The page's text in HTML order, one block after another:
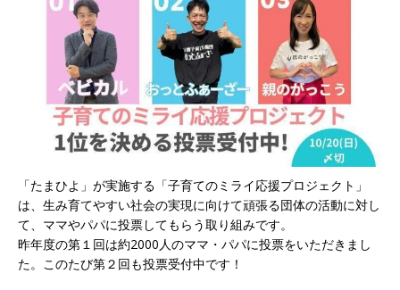
「たまひよ」が実施する「子育てのミライ応援プロジェクト」
は、生み育てやすい社会の実現に向けて頑張る団体の活動に対し
て、ママやパパに投票してもらう取り組みです。
昨年度の第１回は約2000人のママ・パパに投票をいただきまし
た。このたび第２回も投票受付中です！